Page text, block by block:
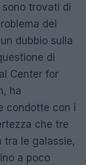
trovati di
dei
dubbio sulla
di
Center for
ha
condotte con i
che tre
tra le galassie,
a poco